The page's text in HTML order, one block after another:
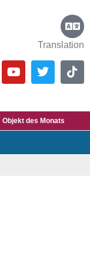
Translation
Objekt des Monats